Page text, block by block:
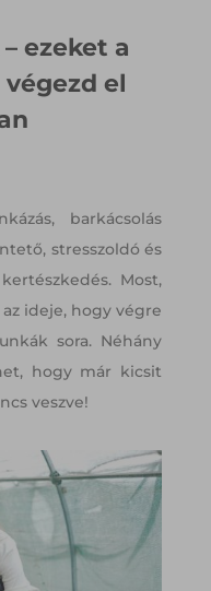
ezeket a
el
barkácsolás
stresszoldó és
Most,
ideje, hogy végre
sora. Néhány
hogy már kicsit
veszve!